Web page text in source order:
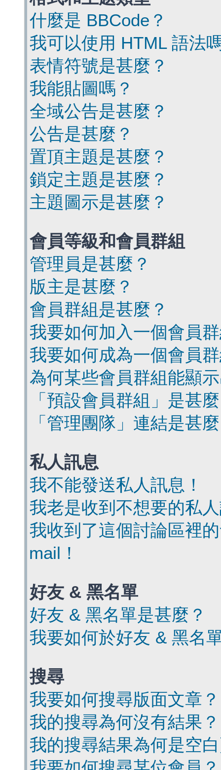
什麼是 BBCode？
我可以使用 HTML 語法
表情符號是甚麼？
我能貼圖嗎？
全域公告是甚麼？
公告是甚麼？
置頂主題是甚麼？
鎖定主題是甚麼？
主題圖示是甚麼？
會員等級和會員群組
管理員是甚麼？
版主是甚麼？
會員群組是甚麼？
我要如何加入一個會員
我要如何成為一個會員
為何某些會員群組能顯
「預設會員群組」是甚
「管理團隊」連結是甚
私人訊息
我不能發送私人訊息！
我老是收到不想要的私
我收到了這個討論區裡
mail！
好友 & 黑名單
好友 & 黑名單是甚麼？
我要如何於好友 & 黑名
搜尋
我要如何搜尋版面文章？
我的搜尋為何沒有結果？
我的搜尋結果為何是空